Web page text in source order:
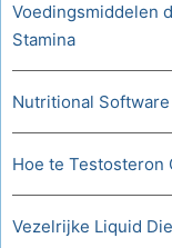
Voedingsmiddelen
Stamina
Nutritional
Hoe te Testosteron
Vezelrijke Liquid